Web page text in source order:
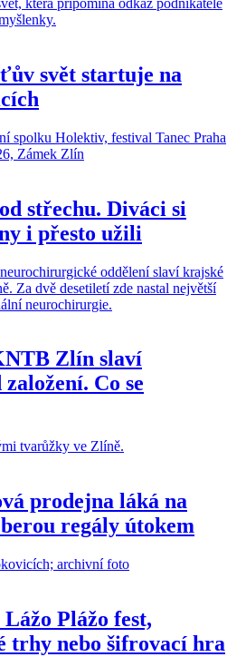
svět startuje na
střechu. Diváci si
i přesto užili
Zlín slaví
Co se
prodejna láká na
regály útokem
Plážo fest,
trhy nebo šifrovací hra